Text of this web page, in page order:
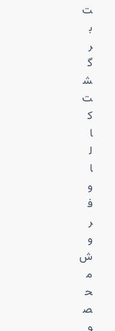
ت
ب
ر
گ
ش
ت
ک
ا
ل
ا
و
ف
ر
و
ش
م
ح
ص
و